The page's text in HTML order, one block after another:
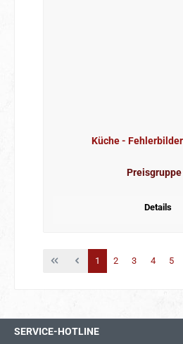
Küche -
Preisgruppe
Details
Seite
1 Seite
2 Seite
3 Seite
4 Seite
5
SERVICE-HOTLINE